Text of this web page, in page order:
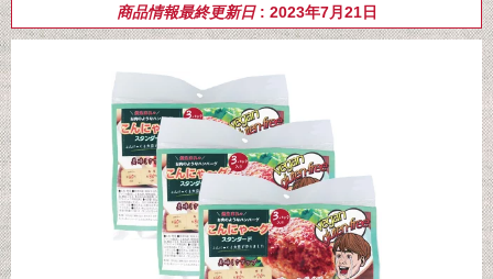
商品情報最終更新日: 2023年7月21日